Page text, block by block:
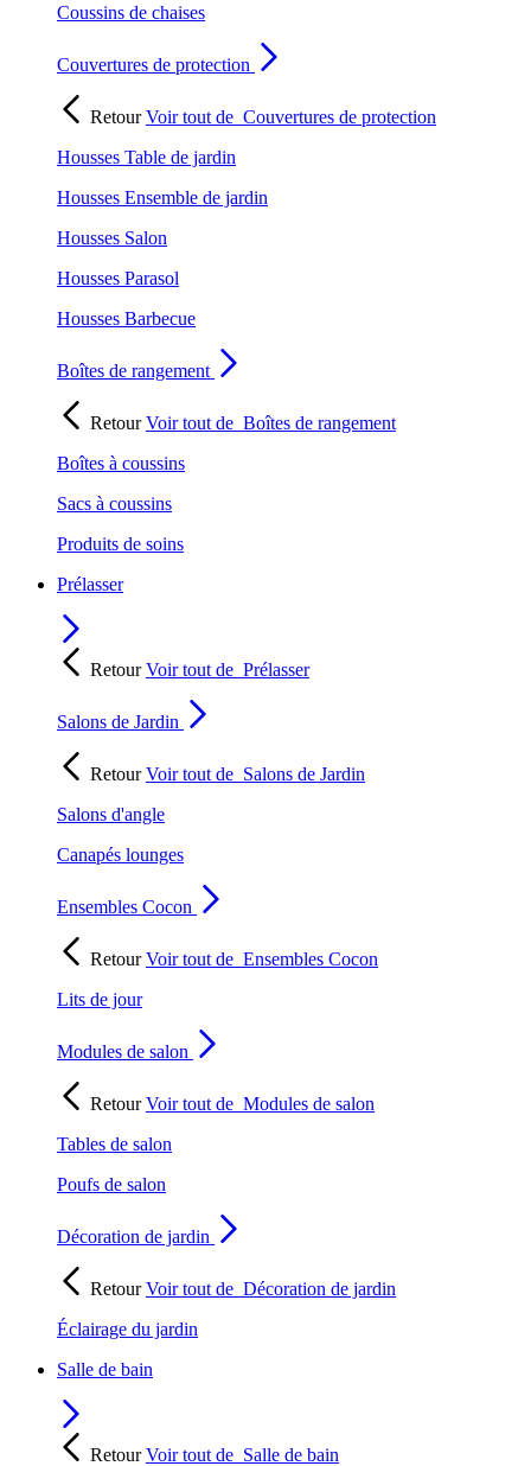
Coussins de chaises
Couvertures de protection
RetourVoir tout de Couvertures de protection
Housses Table de jardin
Housses Ensemble de jardin
Housses Salon
Housses Parasol
Housses Barbecue
Boîtes de rangement
RetourVoir tout de Boîtes de rangement
Boîtes à coussins
Sacs à coussins
Produits de soins
Prélasser
RetourVoir tout de Prélasser
Salons de Jardin
RetourVoir tout de Salons de Jardin
Salons d'angle
Canapés lounges
Ensembles Cocon
RetourVoir tout de Ensembles Cocon
Lits de jour
Modules de salon
RetourVoir tout de Modules de salon
Tables de salon
Poufs de salon
Décoration de jardin
RetourVoir tout de Décoration de jardin
Éclairage du jardin
Salle de bain
RetourVoir tout de Salle de bain